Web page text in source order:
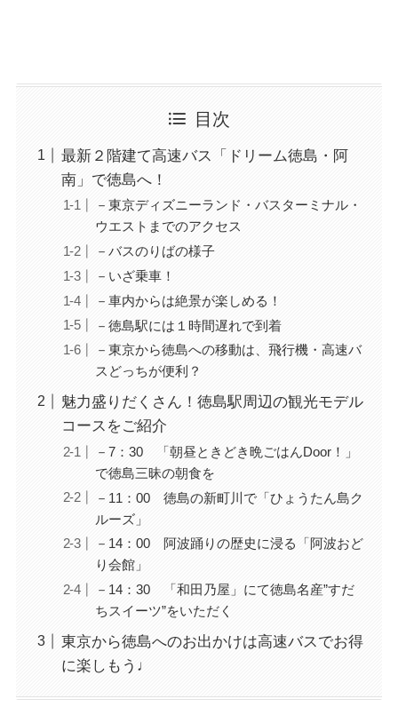
目次
最新２階建て高速バス「ドリーム徳島・阿
南」で徳島へ！
－東京ディズニーランド・バスターミナル・
ウエストまでのアクセス
－バスのりばの様子
－いざ乗車！
－車内からは絶景が楽しめる！
－徳島駅には１時間遅れで到着
－東京から徳島への移動は、飛行機・高速バ
スどっちが便利？
魅力盛りだくさん！徳島駅周辺の観光モデル
コースをご紹介
－7：30 「朝昼ときどき晩ごはんDoor！」
で徳島三昧の朝食を
－11：00 徳島の新町川で「ひょうたん島ク
ルーズ」
－14：00 阿波踊りの歴史に浸る「阿波おど
り会館」
－14：30 「和田乃屋」にて徳島名産”すだ
ちスイーツ”をいただく
東京から徳島へのお出かけは高速バスでお得
に楽しもう♩